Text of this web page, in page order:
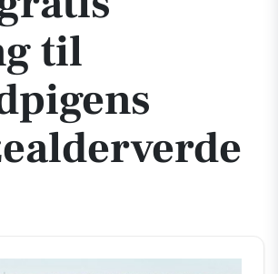
til